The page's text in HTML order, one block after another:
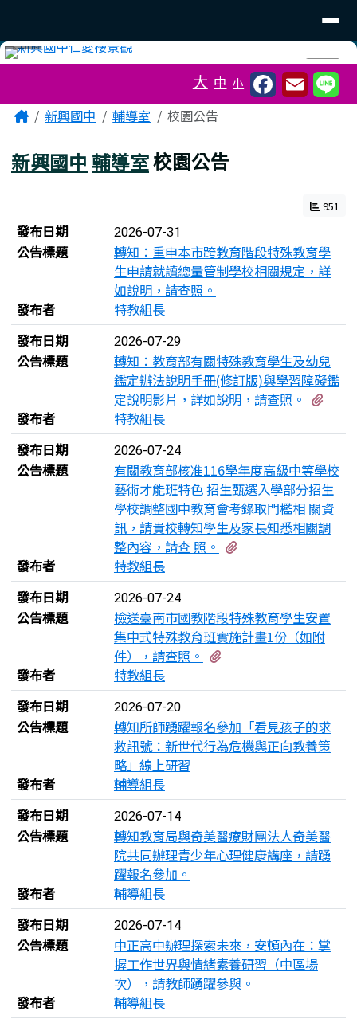
⏸
大 中 小
主內容區域
Home新興國中 輔導室 校園公告
新興國中 輔導室校園公告
951
新聞列表
發布日期 2026-07-31
公告標題
轉知：重申本市跨教育階段特殊教育學
生申請就讀總量管制學校相關規定，詳
如說明，請查照。
發布者
特教組長
發布日期
2026-07-29
公告標題
轉知：教育部有關特殊教育學生及幼兒
鑑定辦法說明手冊(修訂版)與學習障礙鑑
定說明影片，詳如說明，請查照。
發布者
特教組長
發布日期
2026-07-24
公告標題
有關教育部核准116學年度高級中等學校
藝術才能班特色 招生甄選入學部分招生
學校調整國中教育會考錄取門檻相 關資
訊，請貴校轉知學生及家長知悉相關調
整內容，請查 照。
發布者
特教組長
發布日期
2026-07-24
公告標題
檢送臺南市國教階段特殊教育學生安置
集中式特殊教育班實施計畫1份（如附
件），請查照。
發布者
特教組長
發布日期
2026-07-20
公告標題
轉知所師踴躍報名參加「看見孩子的求
救訊號：新世代行為危機與正向教養策
略」線上研習
發布者
輔導組長
發布日期
2026-07-14
公告標題
轉知教育局與奇美醫療財團法人奇美醫
院共同辦理青少年心理健康講座，請踴
躍報名參加。
發布者
輔導組長
發布日期
2026-07-14
公告標題
中正高中辦理探索未來，安頓內在：掌
握工作世界與情緒素養研習（中區場
次），請教師踴躍參與。
發布者
輔導組長
頁尾區域